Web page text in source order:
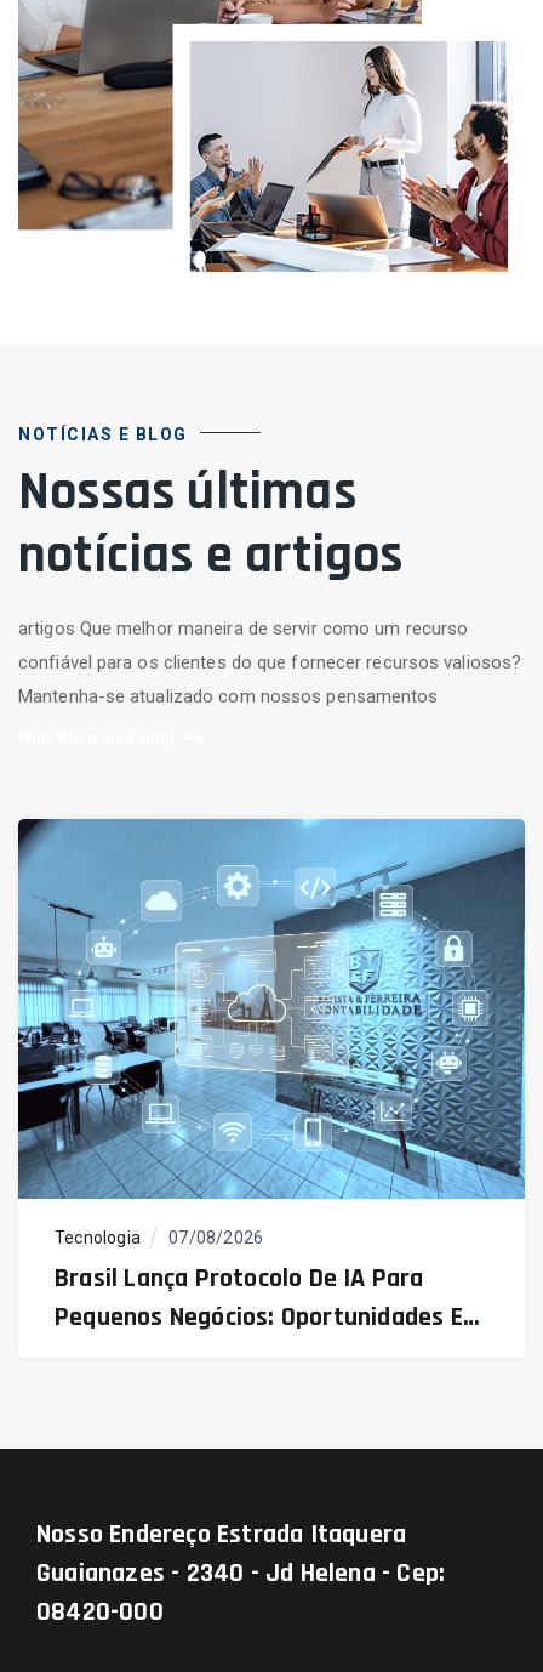
NOTÍCIAS E BLOG
Nossas últimas
notícias e artigos
artigos Que melhor maneira de servir como um recurso
confiável para os clientes do que fornecer recursos valiosos?
Mantenha-se atualizado com nossos pensamentos
Tecnologia 07/08/2026
Brasil Lança Protocolo De IA Para
Pequenos Negócios: Oportunidades E
Nosso Endereço Estrada Itaquera
Guaianazes - 2340 - Jd Helena - Cep:
08420-000